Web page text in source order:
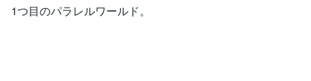
1つ目のパラレルワールド。